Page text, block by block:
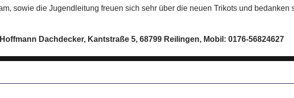
sowie die Jugendleitung freuen sich sehr über die neuen Trikots und bedanken
Dachdecker, Kantstraße 5, 68799 Reilingen, Mobil: 0176-56824627